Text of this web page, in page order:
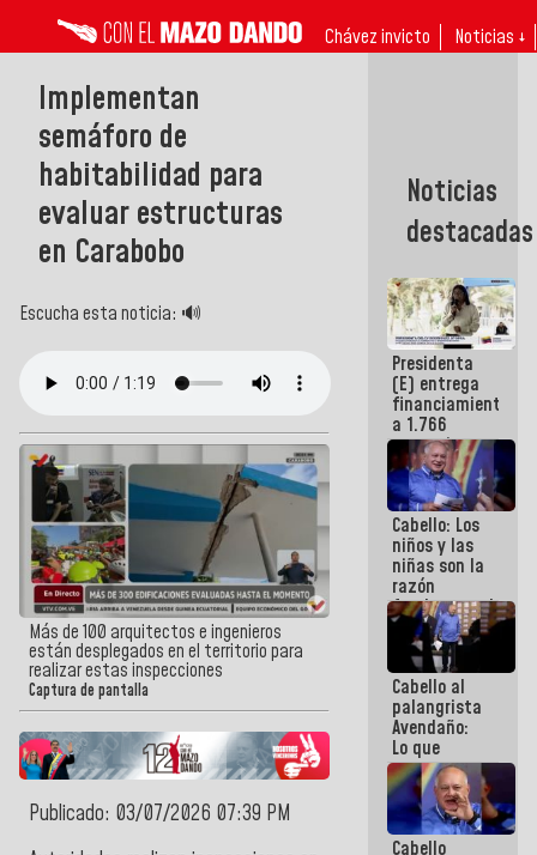
Chávez invicto Noticias ↓
Implementan
semáforo de
habitabilidad para
evaluar estructuras
en Carabobo
Escucha esta noticia: 🔊
Más de 100 arquitectos e ingenieros
están desplegados en el territorio para
realizar estas inspecciones
Captura de pantalla
Publicado: 03/07/2026 07:39 PM
Noticias
destacadas
Presidenta
(E) entrega
financiamientos
a 1.766
comerciantes
y
emprendedores
afectados
por
terremotos
Cabello: Los
niños y las
niñas son la
razón
fundamental
de todo lo
que
estamos
haciendo
Cabello al
palangrista
Avendaño:
Lo que
vayas a
escribir
hazlo hoy
por que no
Cabello